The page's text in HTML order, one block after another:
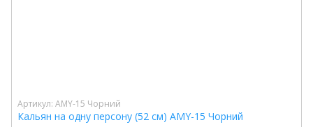
Артикул: AMY-15 Чорний
Кальян на одну персону (52 см) AMY-15 Чорний